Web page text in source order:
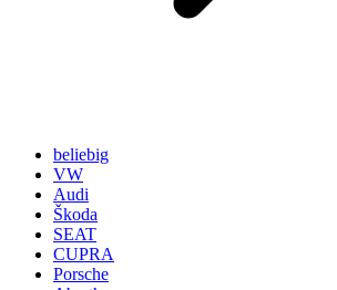
beliebig
VW
Audi
Škoda
SEAT
CUPRA
Porsche